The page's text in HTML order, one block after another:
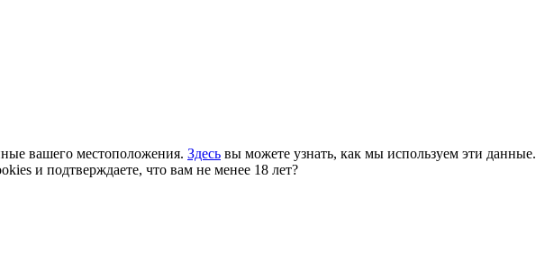
вашего местоположения. Здесь вы можете узнать, как мы используем эти данные.
и подтверждаете, что вам не менее 18 лет?